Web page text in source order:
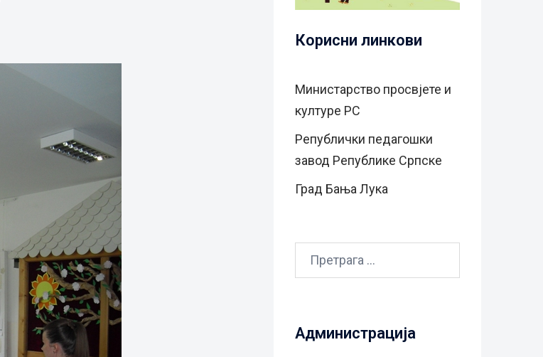
Корисни линкови
Министарство просвјете и
културе РС
Републички педагошки
завод Републике Српске
Град Бањa Лукa
Претрага
Администрација